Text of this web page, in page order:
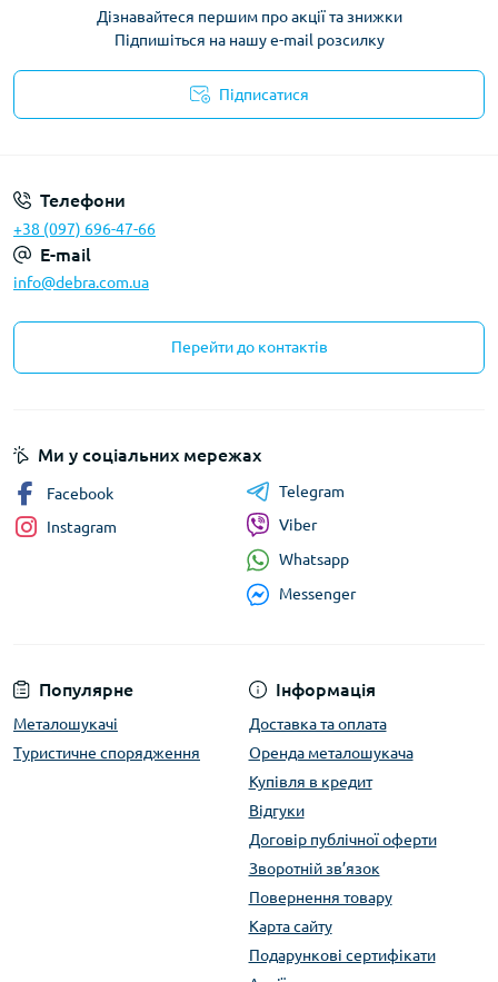
Дізнавайтеся першим про акції та знижки
Підпишіться на нашу e-mail розсилку
Підписатися
Телефони
+38 (097) 696-47-66
E-mail
info@debra.com.ua
Перейти до контактів
Популярне
Металошукачі
Туристичне спорядження
Інформація
Доставка та оплата
Оренда металошукача
Купівля в кредит
Відгуки
Договір публічної оферти
Зворотній зв’язок
Повернення товару
Карта сайту
Подарункові сертифікати
Ми у соціальних мережах
Facebook
Instagram
Telegram
Viber
Whatsapp
Messenger